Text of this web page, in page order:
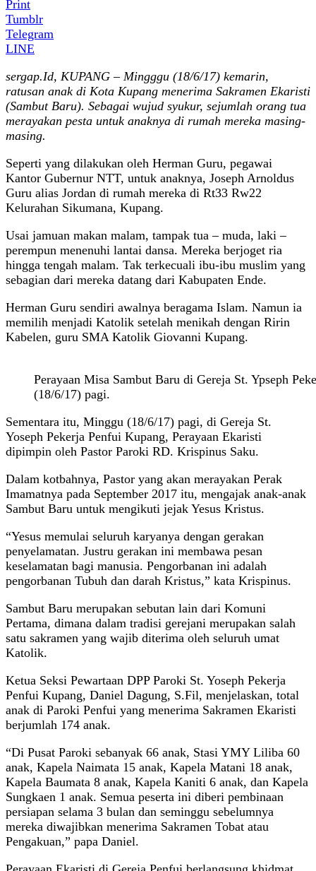
Print
Tumblr
Telegram
LINE
sergap.Id, KUPANG – Mingggu (18/6/17) kemarin,
ratusan anak di Kota Kupang menerima Sakramen Ekaristi
(Sambut Baru). Sebagai wujud syukur, sejumlah orang tua
merayakan pesta untuk anaknya di rumah mereka masing-
masing.
Seperti yang dilakukan oleh Herman Guru, pegawai
Kantor Gubernur NTT, untuk anaknya, Joseph Arnoldus
Guru alias Jordan di rumah mereka di Rt33 Rw22
Kelurahan Sikumana, Kupang.
Usai jamuan makan malam, tampak tua – muda, laki –
perempun menenuhi lantai dansa. Mereka berjoget ria
hingga tengah malam. Tak terkecuali ibu-ibu muslim yang
sebagian dari mereka datang dari Kabupaten Ende.
Herman Guru sendiri awalnya beragama Islam. Namun ia
memilih menjadi Katolik setelah menikah dengan Ririn
Kabelen, guru SMA Katolik Giovanni Kupang.
Perayaan Misa Sambut Baru di Gereja St. Ypseph
(18/6/17) pagi.
Sementara itu, Minggu (18/6/17) pagi, di Gereja St.
Yoseph Pekerja Penfui Kupang, Perayaan Ekaristi
dipimpin oleh Pastor Paroki RD. Krispinus Saku.
Dalam kotbahnya, Pastor yang akan merayakan Perak
Imamatnya pada September 2017 itu, mengajak anak-anak
Sambut Baru untuk mengikuti jejak Yesus Kristus.
“Yesus memulai seluruh karyanya dengan gerakan
penyelamatan. Justru gerakan ini membawa pesan
keselamatan bagi manusia. Pengorbanan ini adalah
pengorbanan Tubuh dan darah Kristus,” kata Krispinus.
Sambut Baru merupakan sebutan lain dari Komuni
Pertama, dimana dalam tradisi gerejani merupakan salah
satu sakramen yang wajib diterima oleh seluruh umat
Katolik.
Ketua Seksi Pewartaan DPP Paroki St. Yoseph Pekerja
Penfui Kupang, Daniel Dagung, S.Fil, menjelaskan, total
anak di Paroki Penfui yang menerima Sakramen Ekaristi
berjumlah 174 anak.
“Di Pusat Paroki sebanyak 66 anak, Stasi YMY Liliba 60
anak, Kapela Naimata 15 anak, Kapela Matani 18 anak,
Kapela Baumata 8 anak, Kapela Kaniti 6 anak, dan Kapela
Sungkaen 1 anak. Semua peserta ini diberi pembinaan
persiapan selama 3 bulan dan seminggu sebelumnya
mereka diwajibkan menerima Sakramen Tobat atau
Pengakuan,” papa Daniel.